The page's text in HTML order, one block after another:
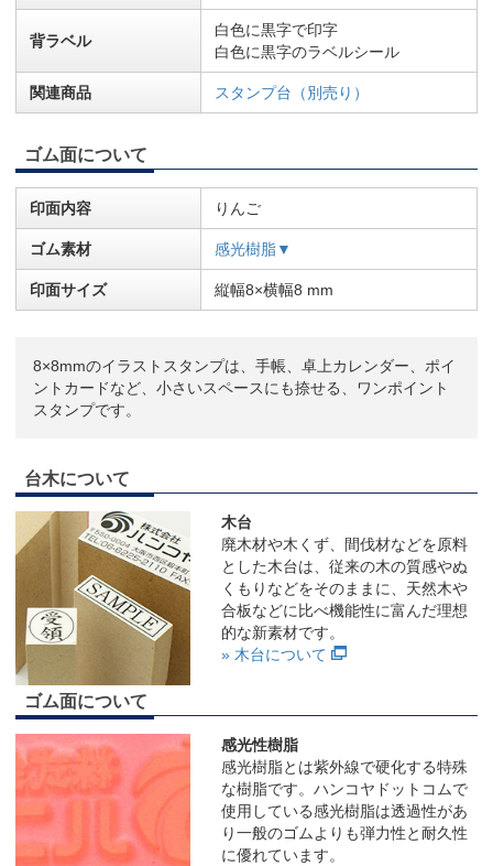
背ラベル
白色に黒字で印字
白色に黒字のラベルシール
関連商品 スタンプ台（別売り）
ゴム面について
印面内容 りんご
ゴム素材 感光樹脂▼
印面サイズ 縦幅8×横幅8 mm
8×8mmのイラストスタンプは、手帳、卓上カレンダー、ポイ
ントカードなど、小さいスペースにも捺せる、ワンポイント
スタンプです。
台木について
木台
廃木材や木くず、間伐材などを原料
とした木台は、従来の木の質感やぬ
くもりなどをそのままに、天然木や
合板などに比べ機能性に富んだ理想
的な新素材です。
» 木台について
ゴム面について
感光性樹脂
感光樹脂とは紫外線で硬化する特殊
な樹脂です。ハンコヤドットコムで
使用している感光樹脂は透過性があ
り一般のゴムよりも弾力性と耐久性
に優れています。